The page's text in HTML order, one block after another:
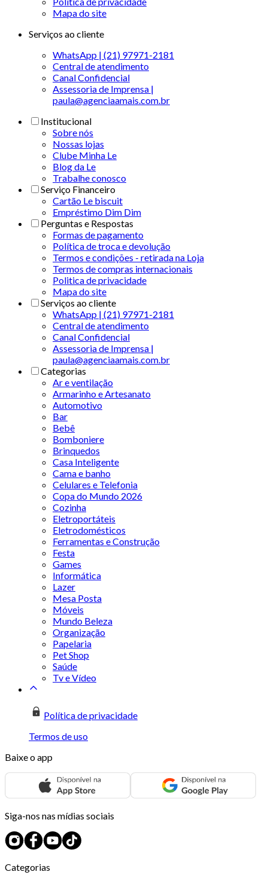
Mapa do site
Serviços ao cliente
WhatsApp | (21) 97971-2181
Central de atendimento
Canal Confidencial
Assessoria de Imprensa |
paula@agenciaamais.com.br
Institucional
Sobre nós
Nossas lojas
Clube Minha Le
Blog da Le
Trabalhe conosco
Serviço Financeiro
Cartão Le biscuit
Empréstimo Dim Dim
Perguntas e Respostas
Formas de pagamento
Política de troca e devolução
Termos e condições - retirada na Loja
Termos de compras internacionais
Politica de privacidade
Mapa do site
Serviços ao cliente
WhatsApp | (21) 97971-2181
Central de atendimento
Canal Confidencial
Assessoria de Imprensa |
paula@agenciaamais.com.br
Categorias
Ar e ventilação
Armarinho e Artesanato
Automotivo
Bar
Bebê
Bomboniere
Brinquedos
Casa Inteligente
Cama e banho
Celulares e Telefonia
Copa do Mundo 2026
Cozinha
Eletroportáteis
Eletrodomésticos
Ferramentas e Construção
Festa
Games
Informática
Lazer
Mesa Posta
Móveis
Mundo Beleza
Organização
Papelaria
Pet Shop
Saúde
Tv e Vídeo
Política de privacidade
Termos de uso
Baixe o app
Siga-nos nas mídias sociais
Categorias